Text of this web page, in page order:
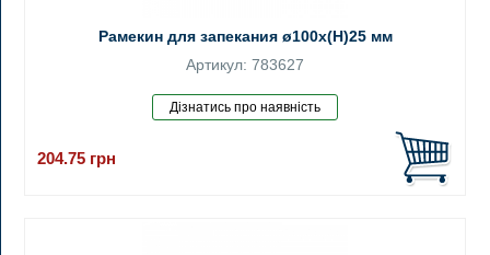
Рамекин для запекания ø100x(H)25 мм
Артикул: 783627
204.75 грн